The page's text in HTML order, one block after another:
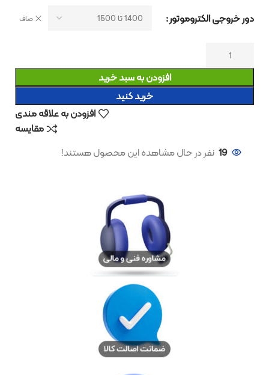
دور خروجی الکتروموتور صاف
افزودن به سبد خرید
خرید کنید
افزودن به علاقه مندی
مقایسه
19 نفر در حال مشاهده این محصول هستند!